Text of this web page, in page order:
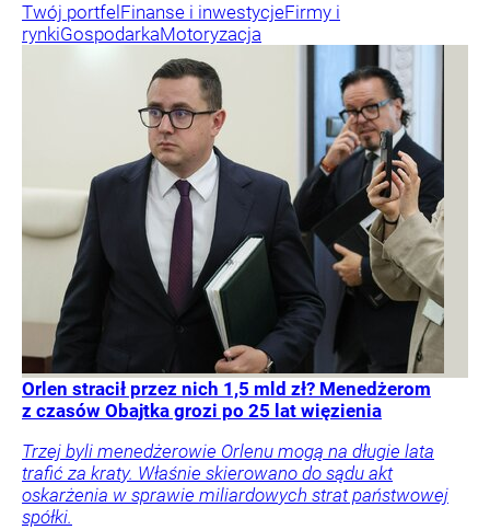
Twój portfel Finanse i inwestycjeFirmy i
rynkiGospodarkaMotoryzacja
Orlen stracił przez nich 1,5 mld zł? Menedżerom
z czasów Obajtka grozi po 25 lat więzienia
Trzej byli menedżerowie Orlenu mogą na długie lata
trafić za kraty. Właśnie skierowano do sądu akt
oskarżenia w sprawie miliardowych strat państwowej
spółki.